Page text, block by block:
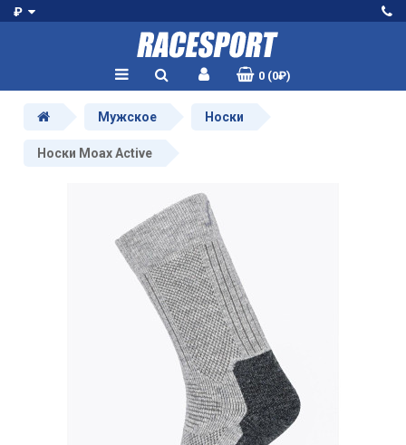
₽
0 (0₽)
Мужское Носки
Носки Moax Active